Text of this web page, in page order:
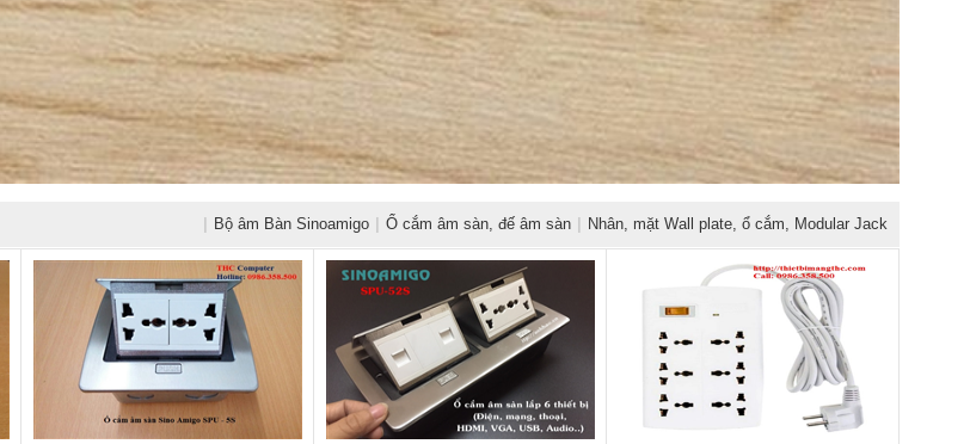
| Bộ âm Bàn Sinoamigo | Ổ cắm âm sàn, đế âm sàn | Nhân, mặt Wall plate, ổ cắm, Modular Jack